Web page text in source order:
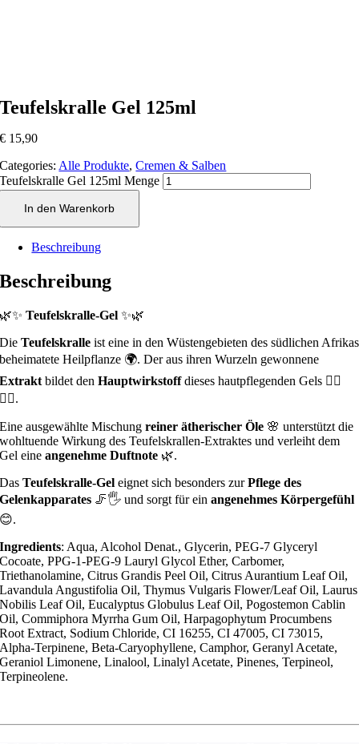
Teufelskralle Gel 125ml
€ 15,90
Categories: Alle Produkte,Cremen & Salben
Teufelskralle Gel 125ml Menge
In den Warenkorb
Beschreibung
Beschreibung
🌿✨Teufelskralle-Gel ✨🌿
DieTeufelskralle ist eine in den Wüstengebieten des südlichen Afrikas
beheimatete Heilpflanze 🌍. Der aus ihren Wurzeln gewonnene
Extrakt bildet denHauptwirkstoffdieses hautpflegenden Gels 💆‍♂️
💆‍♀️.
Eine ausgewählte Mischungreiner ätherischer Öle 🌸 unterstützt die
wohltuende Wirkung des Teufelskrallen-Extraktes und verleiht dem
Gel eineangenehme Duftnote 🌿.
DasTeufelskralle-Gel eignet sich besonders zurPflege des
Gelenkapparates 🦵🖐️ und sorgt für einangenehmes Körpergefühl
😊.
Ingredients: Aqua, Alcohol Denat., Glycerin, PEG-7 Glyceryl
Cocoate, PPG-1-PEG-9 Lauryl Glycol Ether, Carbomer,
Triethanolamine, Citrus Grandis Peel Oil, Citrus Aurantium Leaf Oil,
Lavandula Angustifolia Oil, Thymus Vulgaris Flower/Leaf Oil, Laurus
Nobilis Leaf Oil, Eucalyptus Globulus Leaf Oil, Pogostemon Cablin
Oil, Commiphora Myrrha Gum Oil, Harpagophytum Procumbens
Root Extract, Sodium Chloride, CI 16255, CI 47005, CI 73015,
Alpha-Terpinene, Beta-Caryophyllene, Camphor, Geranyl Acetate,
Geraniol Limonene, Linalool, Linalyl Acetate, Pinenes, Terpineol,
Terpineolene.